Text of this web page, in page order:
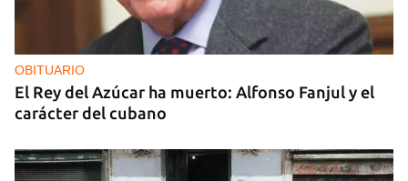
OBITUARIO
El Rey del Azúcar ha muerto: Alfonso Fanjul y el
carácter del cubano